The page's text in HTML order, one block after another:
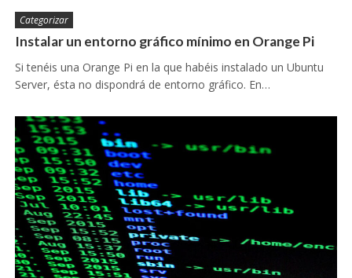
Categorizar
Instalar un entorno gráfico mínimo en Orange Pi
Si tenéis una Orange Pi en la que habéis instalado un Ubuntu
Server, ésta no dispondrá de entorno gráfico. En…